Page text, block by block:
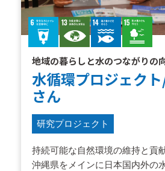
地域の暮らしと水のつながりの
水循環プロジェク
さん
研究プロジェクト
持続可能な自然環境の維持と貢
沖縄県をメインに日本国内外の